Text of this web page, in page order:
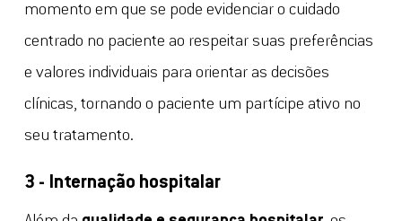
momento em que se pode evidenciar o cuidado
centrado no paciente ao respeitar suas preferências
e valores individuais para orientar as decisões
clínicas, tornando o paciente um partícipe ativo no
seu tratamento.
3 - Internação hospitalar